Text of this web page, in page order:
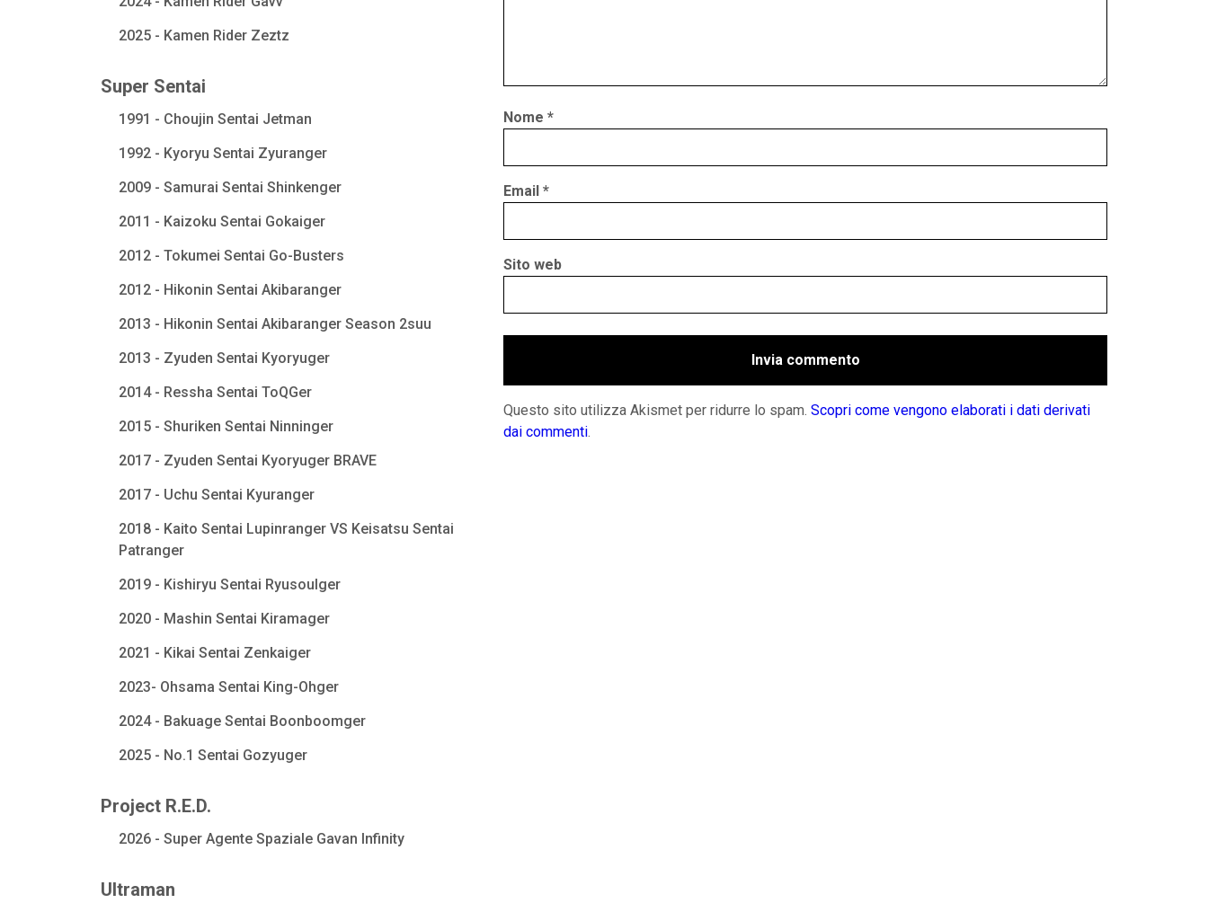
2025 - Kamen Rider Zeztz
Super Sentai
1991 - Choujin Sentai Jetman
1992 - Kyoryu Sentai Zyuranger
2009 - Samurai Sentai Shinkenger
2011 - Kaizoku Sentai Gokaiger
2012 - Tokumei Sentai Go-Busters
2012 - Hikonin Sentai Akibaranger
2013 - Hikonin Sentai Akibaranger Season 2suu
2013 - Zyuden Sentai Kyoryuger
2014 - Ressha Sentai ToQGer
2015 - Shuriken Sentai Ninninger
2017 - Zyuden Sentai Kyoryuger BRAVE
2017 - Uchu Sentai Kyuranger
2018 - Kaito Sentai Lupinranger VS Keisatsu Sentai
Patranger
2019 - Kishiryu Sentai Ryusoulger
2020 - Mashin Sentai Kiramager
2021 - Kikai Sentai Zenkaiger
2023- Ohsama Sentai King-Ohger
2024 - Bakuage Sentai Boonboomger
2025 - No.1 Sentai Gozyuger
Project R.E.D.
2026 - Super Agente Spaziale Gavan Infinity
Ultraman
Nome *
Email *
Sito web
Questo sito utilizza Akismet per ridurre lo spam. Scopri come vengono elaborati i dati derivati
dai commenti.